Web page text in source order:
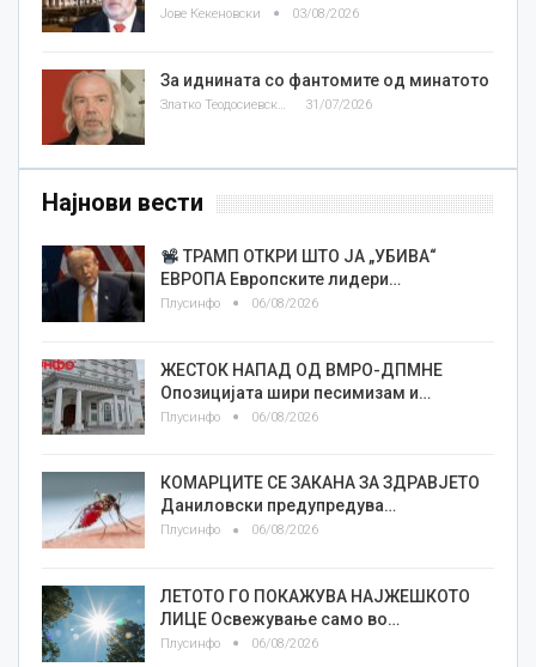
Јове Кекеновски 03/08/2026
За иднината со фантомите од минатото
31/07/2026
Најнови вести
ТРАМП ОТКРИ ШТО ЈА „УБИВА“
ЕВРОПА Европските лидери…
Плусинфо 06/08/2026
ЖЕСТОК НАПАД ОД ВМРО-ДПМНЕ
Опозицијата шири песимизам и…
Плусинфо 06/08/2026
КОМАРЦИТЕ СЕ ЗАКАНА ЗА ЗДРАВЈЕТО
Даниловски предупредува…
Плусинфо 06/08/2026
ЛЕТОТО ГО ПОКАЖУВА НАЈЖЕШКОТО
ЛИЦE Освежување само во…
Плусинфо 06/08/2026